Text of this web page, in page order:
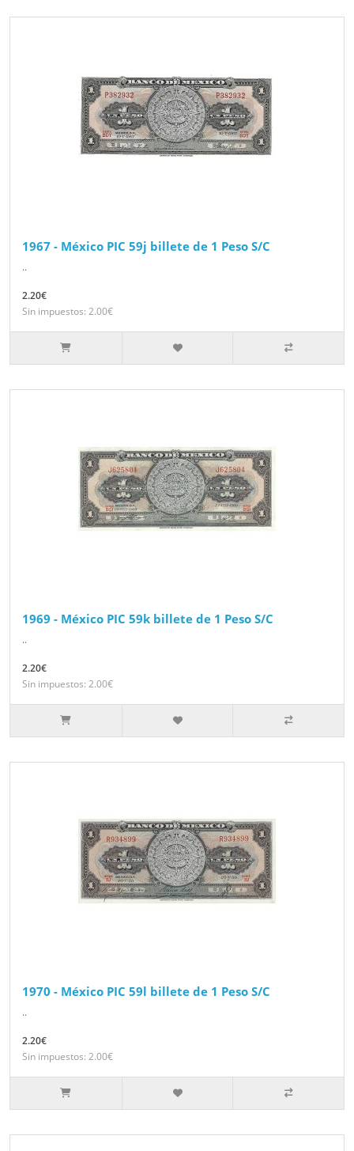
1967 - México PIC 59j billete de 1 Peso S/C
..
2.20€
Sin impuestos: 2.00€
1969 - México PIC 59k billete de 1 Peso S/C
..
2.20€
Sin impuestos: 2.00€
1970 - México PIC 59l billete de 1 Peso S/C
..
2.20€
Sin impuestos: 2.00€